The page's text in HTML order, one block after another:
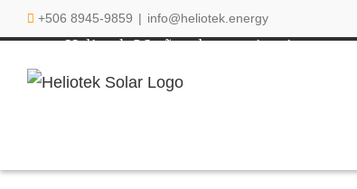
Saltar
al
contenido
+506 8945-9859 | info@heliotek.energy
Heliotek 36 años de experiencia en